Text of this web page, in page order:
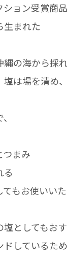
ョン受賞商品
生まれた
縄の海から採
は場を清め
つまみ
る
もお使いいた
としてもおす
しているた